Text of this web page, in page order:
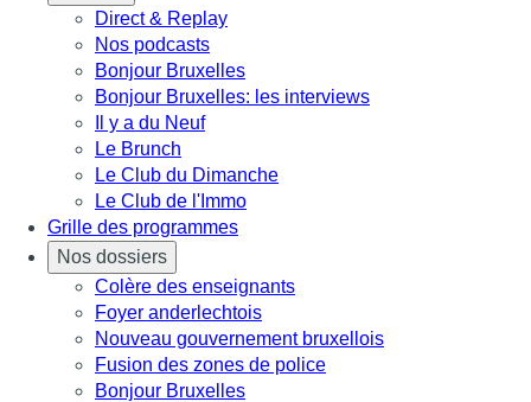
Direct & Replay
Nos podcasts
Bonjour Bruxelles
Bonjour Bruxelles: les interviews
Il y a du Neuf
Le Brunch
Le Club du Dimanche
Le Club de l'Immo
Grille des programmes
Nos dossiers
Colère des enseignants
Foyer anderlechtois
Nouveau gouvernement bruxellois
Fusion des zones de police
Bonjour Bruxelles